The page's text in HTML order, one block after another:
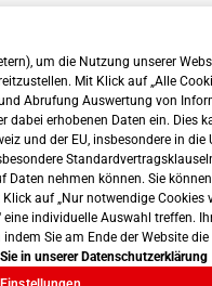
um die Nutzung unserer
Mit Klick auf „Alle
Abrufung Auswertung von
dabei erhobenen Daten ein. Dies
und der EU, insbesondere in die
Daten nehmen können. Sie
auf „Nur notwendige Cookies
eine individuelle Auswahl treffen.
Sie am Ende der Website die
in unserer Datenschutzerklärung